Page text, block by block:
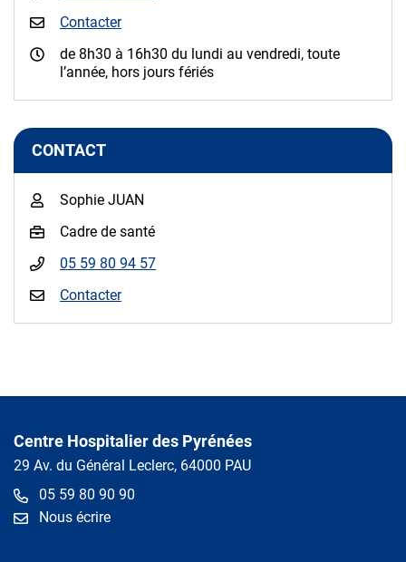
Contacter
de 8h30 à 16h30 du lundi au vendredi, toute
l’année, hors jours fériés
CONTACT
Sophie JUAN
Cadre de santé
05 59 80 94 57
Contacter
Centre Hospitalier des Pyrénées
29 Av. du Général Leclerc, 64000 PAU
05 59 80 90 90
Nous écrire